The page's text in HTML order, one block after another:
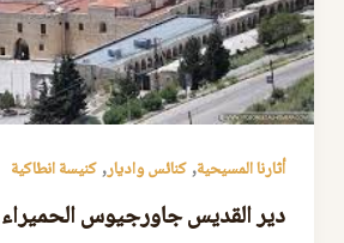
أثارنا المسيحية,كنائس واديار,كنيسة انطاكية
دير القديس جاورجيوس